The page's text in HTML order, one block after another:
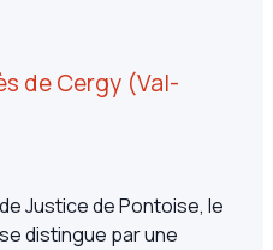
de Cergy (Val-
Justice de Pontoise, le
distingue par une